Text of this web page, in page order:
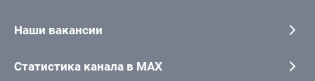
Наши вакансии
Статистика канала в MAX